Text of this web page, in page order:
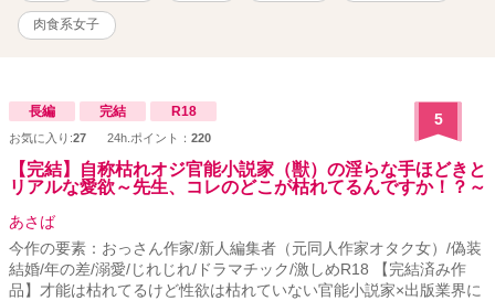
肉食系女子
長編 完結 R18
お気に入り:27 24h.ポイント： 220
5
【完結】自称枯れオジ官能小説家（獣）の淫らな手ほどきと
リアルな愛欲～先生、コレのどこが枯れてるんですか！？～
あさば
今作の要素：おっさん作家/新人編集者（元同人作家オタク女）/偽装
結婚/年の差/溺愛/じれじれ/ドラマチック/激しめR18 【完結済み作
品】才能は枯れてるけど性欲は枯れていない官能小説家×出版業界に